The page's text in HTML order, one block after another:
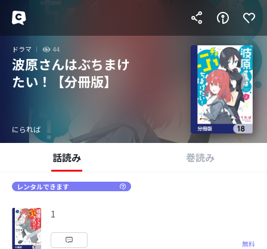
ドラマ 44
波原さんはぶちまけ
たい！【分冊版】
にられば
話読み 巻読み
レンタルできます
1
無料